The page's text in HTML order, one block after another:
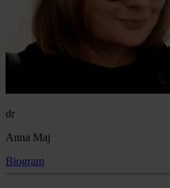
dr
Anna Maj
Biogram